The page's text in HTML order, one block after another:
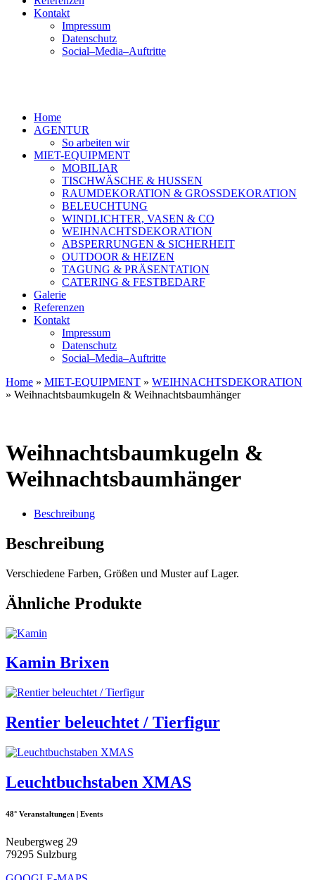
Kontakt
Impressum
Datenschutz
Social–Media–Auftritte
Home
AGENTUR
So arbeiten wir
MIET-EQUIPMENT
MOBILIAR
TISCHWÄSCHE & HUSSEN
RAUMDEKORATION & GROSSDEKORATION
BELEUCHTUNG
WINDLICHTER, VASEN & CO
WEIHNACHTSDEKORATION
ABSPERRUNGEN & SICHERHEIT
OUTDOOR & HEIZEN
TAGUNG & PRÄSENTATION
CATERING & FESTBEDARF
Galerie
Referenzen
Kontakt
Impressum
Datenschutz
Social–Media–Auftritte
Home » MIET-EQUIPMENT » WEIHNACHTSDEKORATION
» Weihnachtsbaumkugeln & Weihnachtsbaumhänger
Weihnachtsbaumkugeln &
Weihnachtsbaumhänger
Beschreibung
Beschreibung
Verschiedene Farben, Größen und Muster auf Lager.
Ähnliche Produkte
Kamin Brixen
Rentier beleuchtet / Tierfigur
Leuchtbuchstaben XMAS
48° Veranstaltungen | Events
Neubergweg 29
79295 Sulzburg